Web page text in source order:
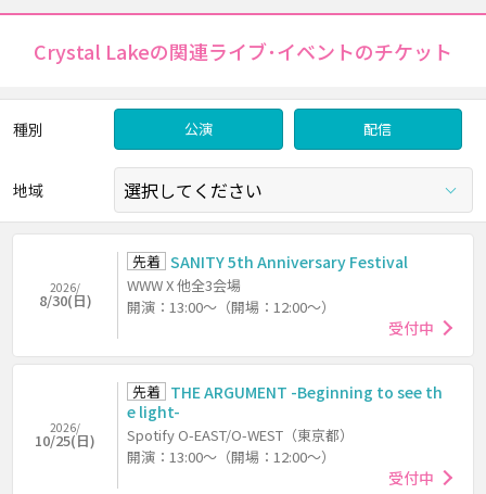
Crystal Lakeの関連ライブ･イベントのチケット
種別 公演 配信
地域
2026/
8/30(日)
先着 SANITY 5th Anniversary Festival
WWW X 他全3会場
開演：13:00～（開場：12:00～）
受付中
2026/
10/25(日)
先着 THE ARGUMENT -Beginning to see th
e light-
Spotify O-EAST/O-WEST（東京都）
開演：13:00～（開場：12:00～）
受付中